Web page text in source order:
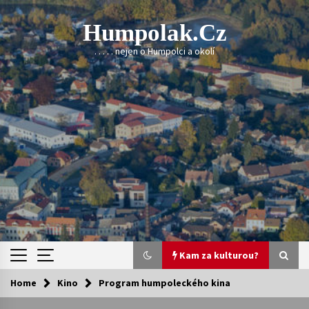
Skip
to
content
Humpolak.cz
. . . . . nejen o Humpolci a okolí
Kam za kulturou?
Kam za kulturou?
Home Kino Program humpoleckého kina